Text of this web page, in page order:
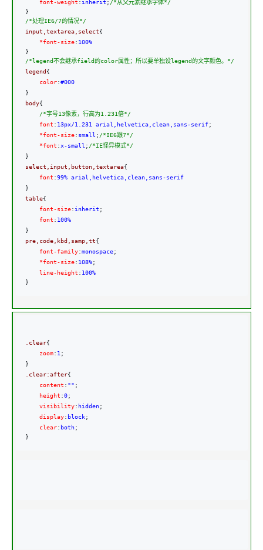
    font-weight
: inherit ; /*从父元素继承字体*/
/*处理IE6/7的情况*/
input,textarea,select{
    *font-size
:
/*legend不会继承field的color属性；所以要单独设legend的文字颜色。 */
legend{
    color
:
}
body{
/*字号13像素，行高为1.231倍*/
    font
: 13px/1.231 arial,helvetica,clean,sans-serif;
    *font-size
: small ; /*IE6跟7*/
    *font
:x-small ; /*IE怪异模式*/
}
select,input,button,textarea{
    font
:
}
table{
    font-size
: inherit ;
    font
:
}
pre,code,kbd,samp,tt{
    font-family
:monospace;
    *font-size
: 108%;
    line-height
:
}
.clear{
    zoom
: 1 ;
}
.clear:after{
    content
: "" ;
    height
:0;
    visibility
: hidden;
    display
: block;
    clear
: both;
}